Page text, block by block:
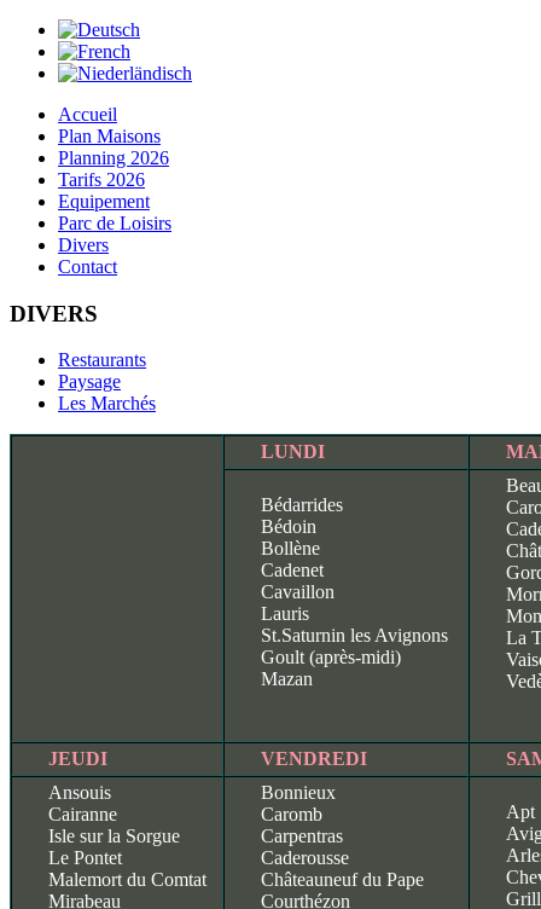
Accueil
Plan Maisons
Planning 2026
Tarifs 2026
Equipement
Parc de Loisirs
Divers
Contact
DIVERS
Restaurants
Paysage
Les Marchés
LUNDI
Bédarrides
Bédoin
Bollène
Cadenet
Cavaillon
Lauris
St.Saturnin les Avignons
Goult (après-midi)
Mazan
La
JEUDI VENDREDI
Ansouis
Cairanne
Isle sur la Sorgue
Le Pontet
Malemort du Comtat
Mirabeau
Bonnieux
Caromb
Carpentras
Caderousse
Châteauneuf du Pape
Courthézon
Apt